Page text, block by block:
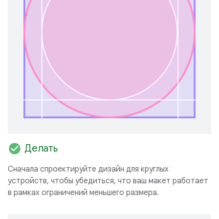
check_circle Делать
Сначала спроектируйте дизайн для круглых
устройств, чтобы убедиться, что ваш макет работает
в рамках ограничений меньшего размера.